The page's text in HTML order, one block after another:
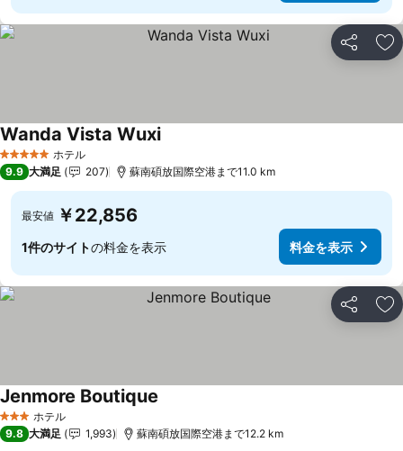
シェア お
5 ホテルのランク
ホテル
Wanda Vista Wuxi
9.9 大満足 207 蘇南碩放国際空港まで11.0 km
最安値 ￥22,856
1件のサイトの料金を表示 料金を表示
シェア お
3 ホテルのランク
ホテル
Jenmore Boutique
9.8 大満足 1,993 蘇南碩放国際空港まで12.2 km